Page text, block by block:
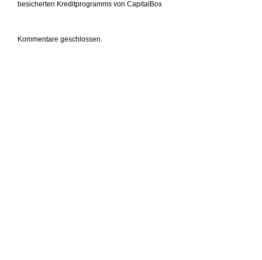
besicherten Kreditprogramms von CapitalBox
Kommentare geschlossen.